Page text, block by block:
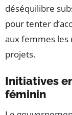
déséquilibre
pour tenter
aux femmes les
projets.
Initiatives
féminin